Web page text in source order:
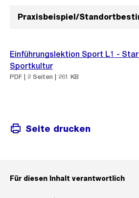
Praxisbeispiel/
Einführungslektion Sport L1 -
Sportkultur
PDF | 2 Seiten | 261 KB
Seite drucken
Für diesen Inhalt verantwortlich